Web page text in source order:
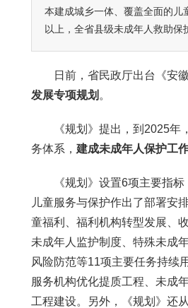
本建成城乡一体、覆盖全面的
以上，全省县级未成年人救助保
日前，省民政厅出台《安
发展专项规划 。
《规划》提出，到2025
务体系， 建成未成年人保护工
《规划》设置6项主要指
儿童服务与保护作出了部署安
童福利、福利机构转型发展、
未成年人监护制度、特殊未成
风险防范等11项主要任务持续
服务机构优化提质工程、未成
工程建设。另外，《规划》还